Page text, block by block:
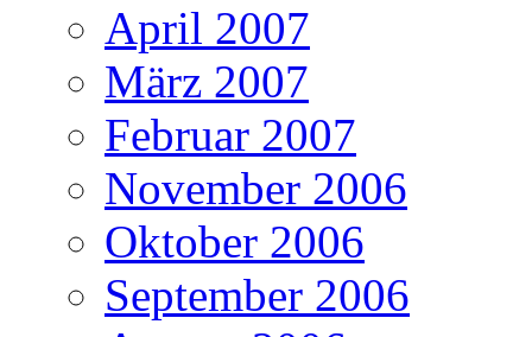
April 2007
März 2007
Februar 2007
November 2006
Oktober 2006
September 2006